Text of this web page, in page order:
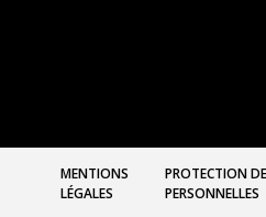
MENTIONS
LÉGALES
PROTECTION
PERSONNELLES